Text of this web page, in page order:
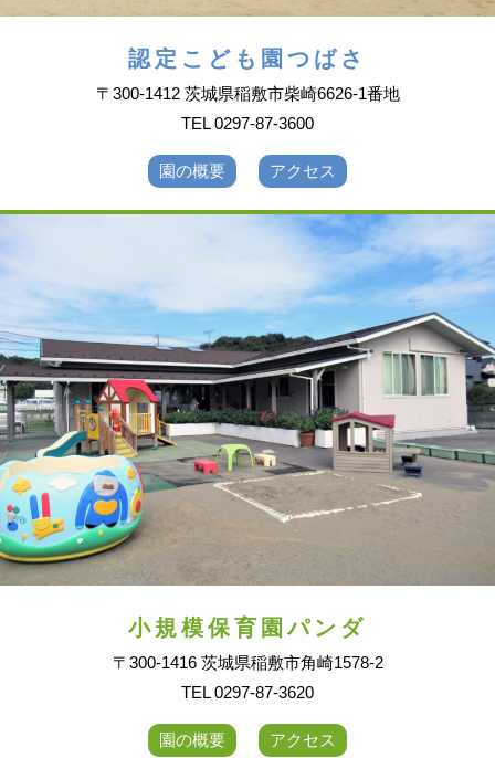
認定こども園つばさ
〒300-1412 茨城県稲敷市柴崎6626-1番地
TEL 0297-87-3600
園の概要 アクセス
小規模保育園パンダ
〒300-1416 茨城県稲敷市角崎1578-2
TEL 0297-87-3620
園の概要 アクセス